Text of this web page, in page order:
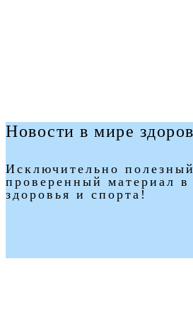
Новости в мире
Исключительно
проверенный материал в
здоровья и спорта!